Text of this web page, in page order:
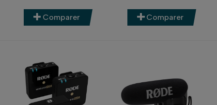
Comparer Comparer